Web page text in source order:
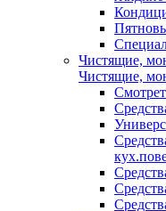
Чистящие,
Чистящие,